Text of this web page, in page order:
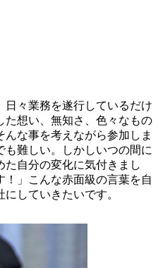
々業務を遂行しているだけ
た想い、無知さ、色々なもの
な事を考えながら参加しま
も難しい。しかしいつの間に
自分の変化に気付きまし
」こんな赤面級の言葉を自
していきたいです。